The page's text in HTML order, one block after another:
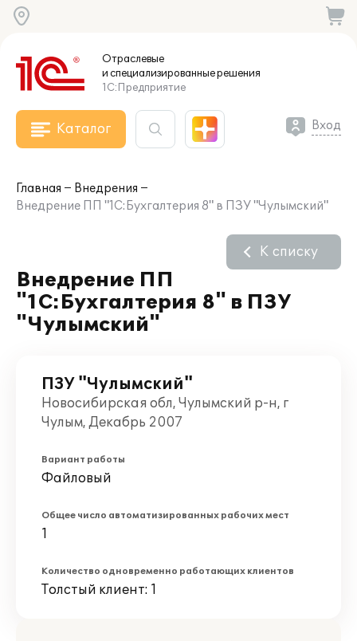
Отраслевые
и специализированныерешения
1С:Предприятие
Каталог Вход
Главная
Внедрения
Внедрение ПП "1С:Бухгалтерия 8" в ПЗУ "Чулымский"
Внедрение ПП
"1С:Бухгалтерия 8" в ПЗУ
"Чулымский"
К списку
ПЗУ "Чулымский"
Новосибирская обл, Чулымский р-н, г
Чулым, Декабрь 2007
Вариант работы
Файловый
Общее число автоматизированных рабочих мест
1
Количество одновременно работающих клиентов
Толстый клиент: 1